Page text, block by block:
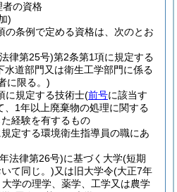
者の資格
)
の条例で定める資格は、次のとお
律第25号)第2条第1項に規定する
水道部門又は衛生工学部門に係る
に限る。)
に規定する技術士(前号に該当す
、1年以上廃棄物の処理に関する
経験を有するもの
定する環境衛生指導員の職にあ
法律第26号)に基づく大学(短期
て同じ。)又は旧大学令(大正7年
大学の理学、薬学、工学又は農学